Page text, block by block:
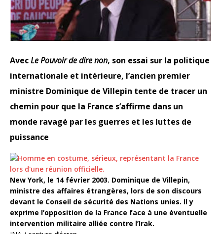
AvecLe Pouvoir de dire non, son essai sur la politique
internationale et intérieure, l’ancien premier
ministre Dominique de Villepin tente de tracer un
chemin pour que la France s’affirme dans un
monde ravagé par les guerres et les luttes de
puissance
New York, le 14 février 2003. Dominique de Villepin,
ministre des affaires étrangères, lors de son discours
devant le Conseil de sécurité des Nations unies. Il y
exprime l’opposition de la France face à une éventuelle
intervention militaire alliée contre l’Irak.